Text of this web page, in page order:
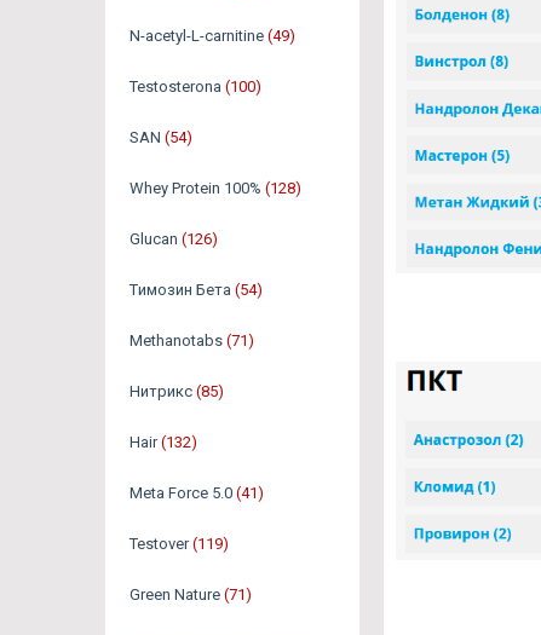
N-acetyl-L-carnitine (49)
Testosterona (100)
SAN (54)
Whey Protein 100% (128)
Glucan (126)
Tимозин Бета (54)
Methanotabs (71)
Нитрикс (85)
Hair (132)
Meta Force 5.0 (41)
Testover (119)
Green Nature (71)